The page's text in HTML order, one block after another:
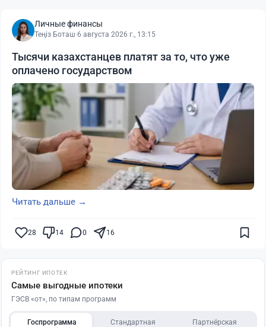
Личные финансы
Теңіз Боташ·6 августа 2026 г., 13:15
Тысячи казахстанцев платят за то, что уже
оплачено государством
Читать дальше →
28 14 0 16
РЕЙТИНГ ИПОТЕК
Самые выгодные ипотеки
ГЭСВ «от», по типам программ
Госпрограмма Стандартная Партнёрская